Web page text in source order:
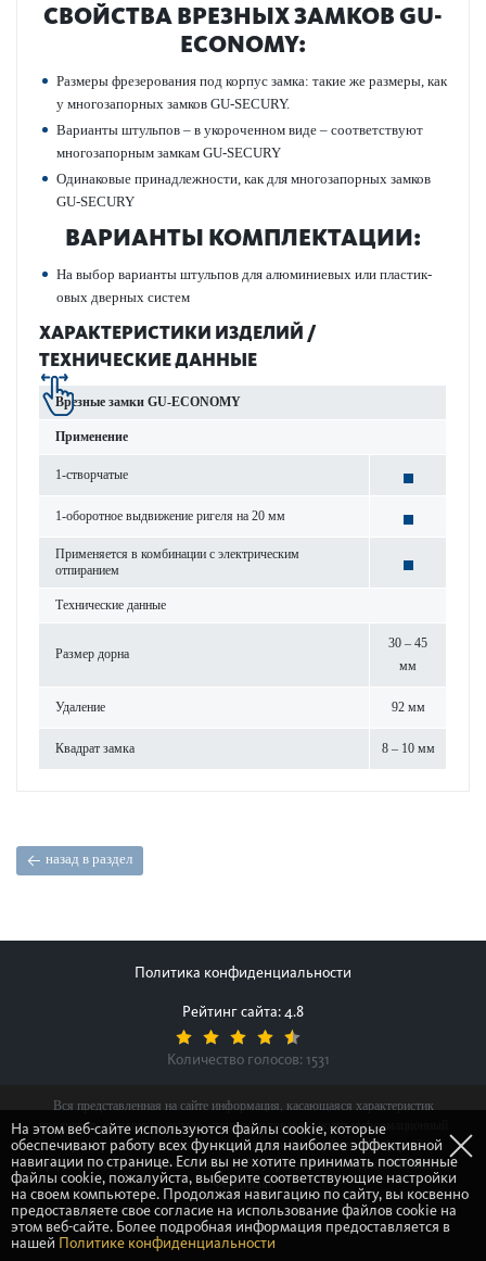
СВОЙСТВА ВРЕЗНЫХ ЗАМКОВ GU-
ECONOMY:
Размеры фрез­ер­ования под корпус замка: такие же размеры, как
у многозапорных замков GU-SECURY.
Вар­ианты штульпов – в укор­оченном виде – соотв­е­тствуют
многозапорным замкам GU-SECURY
Одина­ковые принадлежности, как для многозапорных замков
GU-SECURY
ВАР­ИАНТЫ КОМПЛЕКТАЦИИ:
На выбор вар­ианты штульпов для алюминиевых или пла­сти­к­
овых дверных систем
ХАР­АКТЕР­И­С­ТИКИ ИЗДЕЛИЙ /
ТЕХНИЧЕСКИЕ ДАННЫЕ
Врезные замки GU-ECONOMY
Применение
1-створ­чатые
1-обор­отное выдвижение ригеля на 20 мм
Применяется в комб­инации с электрическим
отпиранием
Технические данные
Размер дорна
30 – 45
мм
Уда­л­ение 92 мм
Квадрат замка 8 – 10 мм
назад в раздел
Политика конфиденциальности
Рейтинг сайта: 4.8
Количество голосов: 1531
Вся представленная на сайте информация, касающаяся характеристик
продуктов, наличия на складе, стоимости товаров, носит информационный
характер и ни при каких условиях не является публичной офертой,
определяемой положениями Статьи 437(2) Гражданского кодекса Российской
Федерации.
© Gretsch-Unitas group
На этом веб-сайте используются файлы cookie, которые
обеспечивают работу всех функций для наиболее эффективной
навигации по странице. Если вы не хотите принимать постоянные
файлы cookie, пожалуйста, выберите соответствующие настройки
на своем компьютере. Продолжая навигацию по сайту, вы косвенно
предоставляете свое согласие на использование файлов cookie на
этом веб-сайте. Более подробная информация предоставляется в
нашей Политике конфиденциальности